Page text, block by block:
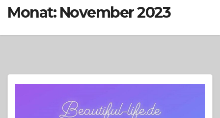
Monat: November 2023